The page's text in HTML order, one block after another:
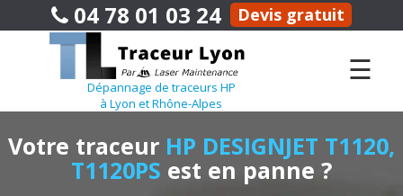
04 78 01 03 24 Devis gratuit
Dépannage de traceurs HP
à Lyon et Rhône-Alpes
☰
Votre traceur HP DESIGNJET T1120,
T1120PS est en panne ?